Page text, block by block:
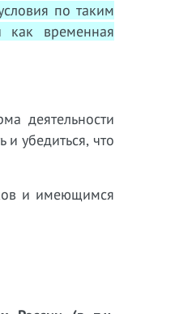
по таким
как временная
деятельности
убедиться, что
и имеющимся